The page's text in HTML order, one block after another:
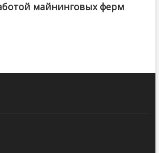
майнинговых ферм